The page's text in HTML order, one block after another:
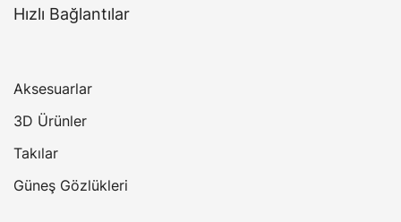
Hızlı Bağlantılar
Aksesuarlar
3D Ürünler
Takılar
Güneş Gözlükleri